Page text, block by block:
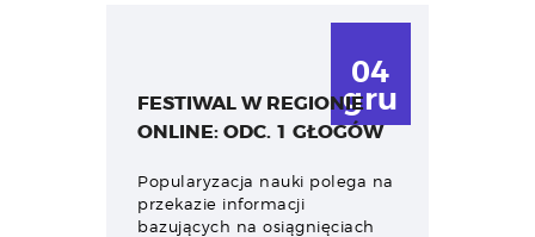
04
gru
FESTIWAL W REGIONIE
ONLINE: ODC. 1 GŁOGÓW
Popularyzacja nauki polega na
przekazie informacji
bazujących na osiągnięciach